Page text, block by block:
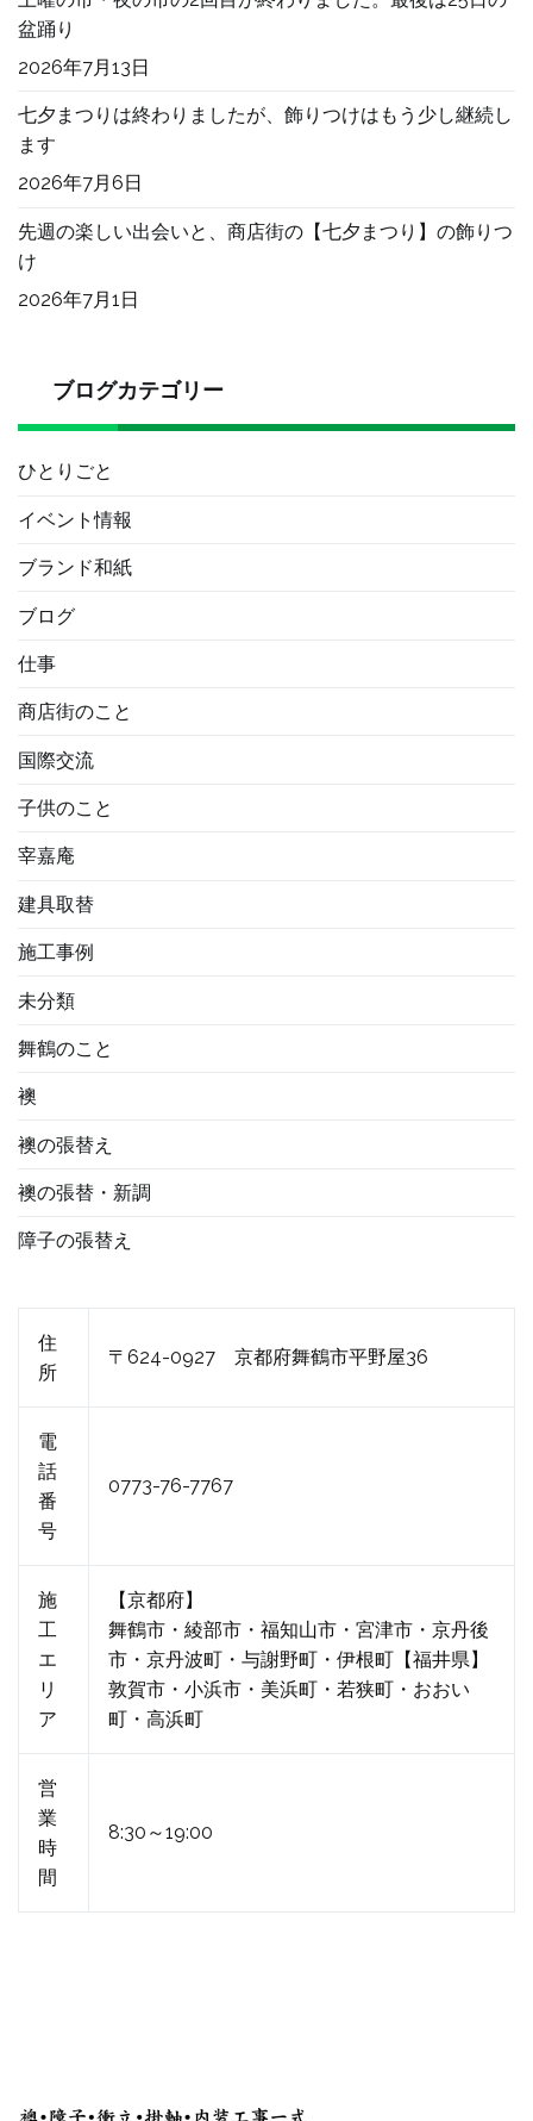
盆踊り
2026年7月13日
七夕まつりは終わりましたが、飾りつけはもう少し継続し
ます
2026年7月6日
先週の楽しい出会いと、商店街の【七夕まつり】の飾りつ
け
2026年7月1日
ブログカテゴリー
ひとりごと
イベント情報
ブランド和紙
ブログ
仕事
商店街のこと
国際交流
子供のこと
宰嘉庵
建具取替
施工事例
未分類
舞鶴のこと
襖
襖の張替え
襖の張替・新調
障子の張替え
住
所
〒624-0927 京都府舞鶴市平野屋36
電
話
番
号
0773-76-7767
施
工
エ
リ
ア
【京都府】
舞鶴市・綾部市・福知山市・宮津市・京丹後
市・京丹波町・与謝野町・伊根町【福井県】
敦賀市・小浜市・美浜町・若狭町・おおい
町・高浜町
営
業
時
間
8:30～19:00